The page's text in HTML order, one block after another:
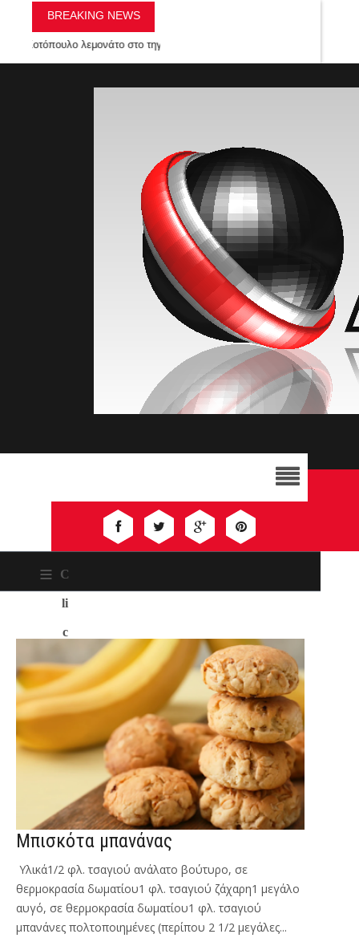
BREAKING NEWS
λεμονάτο στο τηγάνι με γιαούρτι και μυρωδικά
≡ C
li
c
k
H
e
e
Μπισκότα μπανάνας
Υλικά1/2 φλ. τσαγιού ανάλατο βούτυρο, σε
θερμοκρασία δωματίου1 φλ. τσαγιού ζάχαρη1 μεγάλο
αυγό, σε θερμοκρασία δωματίου1 φλ. τσαγιού
μπανάνες πολτοποιημένες (περίπου 2 1/2 μεγάλες...